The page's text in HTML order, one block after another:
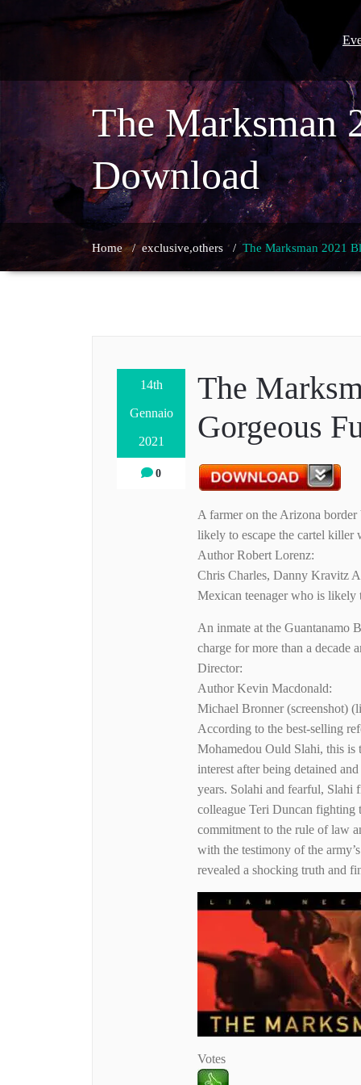
The Marksman
Download
Home/exclusive,others / The Marksman 2021
14th
Gennaio
2021
0
The
Gorgeous
A farmer on the Arizona border
likely to escape the cartel killer
Author Robert Lorenz:
Chris Charles, Danny Kravitz
Mexican teenager who is likely
An inmate at the Guantanamo
charge for more than a decade
Director:
Author Kevin Macdonald:
Michael Bronner (screenshot)
According to the best-selling
Mohamedou Ould Slahi, this is
interest after being detained
years. Solahi and fearful, Slahi
colleague Teri Duncan fighting
commitment to the rule of law
with the testimony of the
revealed a shocking truth and
Votes